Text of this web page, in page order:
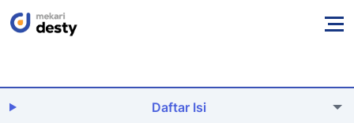
Daftar Isi